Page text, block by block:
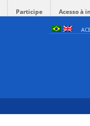
Participe Acesso à